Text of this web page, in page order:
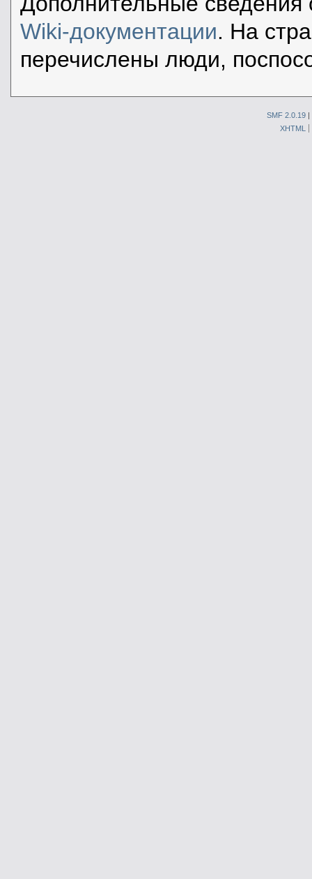
Wiki-документации. На
перечислены люди,
SMF 2.0.19 |
XHTML